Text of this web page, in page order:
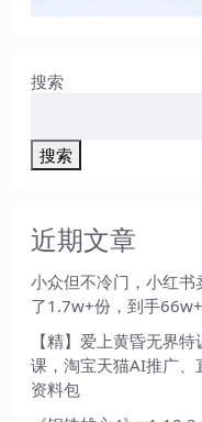
搜索
搜索
近期文章
小众但不冷门，小红
了1.7w+份，到手66w+
【精】爱上黄昏无界
课，淘宝天猫AI推广、
资料包